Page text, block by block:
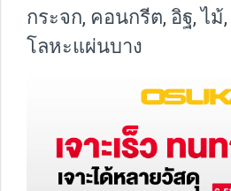
กระจก, คอนกรีต, อิฐ, ไ
โลหะแผ่นบาง